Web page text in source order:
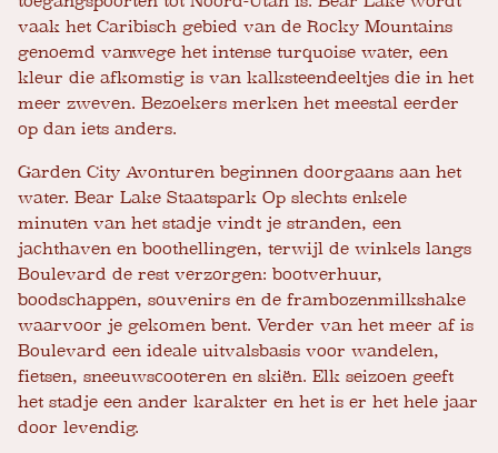
vaak het Caribisch gebied van de Rocky Mountains
genoemd vanwege het intense turquoise water, een
kleur die afkomstig is van kalksteendeeltjes die in het
meer zweven. Bezoekers merken het meestal eerder
op dan iets anders.
Garden City Avonturen beginnen doorgaans aan het
water. Bear Lake Staatspark Op slechts enkele
minuten van het stadje vindt je stranden, een
jachthaven en boothellingen, terwijl de winkels langs
Boulevard de rest verzorgen: bootverhuur,
boodschappen, souvenirs en de frambozenmilkshake
waarvoor je gekomen bent. Verder van het meer af is
Boulevard een ideale uitvalsbasis voor wandelen,
fietsen, sneeuwscooteren en skiën. Elk seizoen geeft
het stadje een ander karakter en het is er het hele jaar
door levendig.